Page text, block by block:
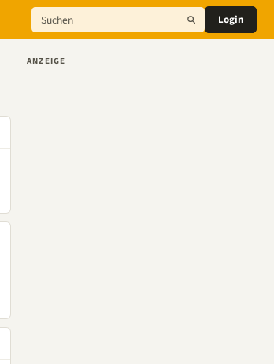
Login
ANZEIGE